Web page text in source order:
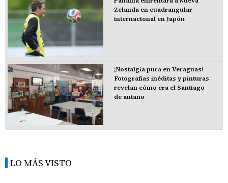
Zelanda en cuadrangular
internacional en Japón
¡Nostalgia pura en Veraguas!
Fotografías inéditas y pinturas
revelan cómo era el Santiago
de antaño
LO MÁS VISTO